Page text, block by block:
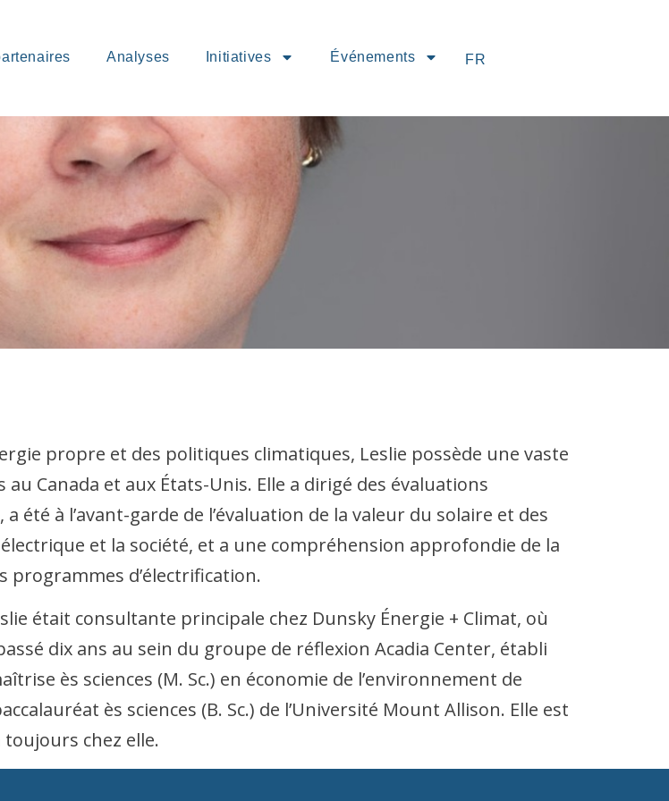
Analyses Initiatives Événements FR
EN
propre et des politiques climatiques, Leslie possède une vaste
Canada et aux États-Unis. Elle a dirigé des évaluations
à l’avant-garde de l’évaluation de la valeur du solaire et des
et la société, et a une compréhension approfondie de la
programmes d’électrification.
était consultante principale chez Dunsky Énergie + Climat, où
dix ans au sein du groupe de réflexion Acadia Center, établi
ès sciences (M. Sc.) en économie de l’environnement de
ès sciences (B. Sc.) de l’Université Mount Allison. Elle est
toujours chez elle.